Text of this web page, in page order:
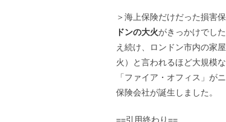
＞海上保険だけだった損害
ドンの大火がきっかけでし
え続け、ロンドン市内の家
火）と言われるほど大規模
「ファイア・オフィス」が
保険会社が誕生しました。
==引用終わり==